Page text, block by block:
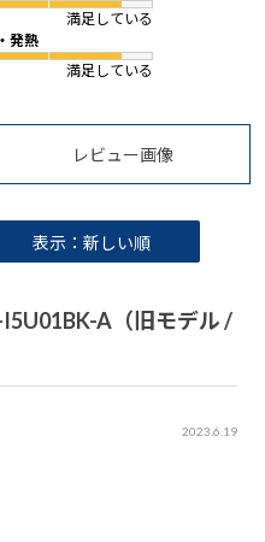
満足している
発熱
満足している
レビュー画像
表示：新しい順
A（旧モデル /
2023.6.19